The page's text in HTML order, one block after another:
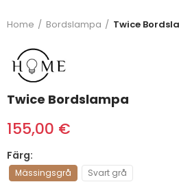
Home Bordslampa Twice
Twice Bordslampa
155,00 €
Färg
Mässingsgrå Svart grå